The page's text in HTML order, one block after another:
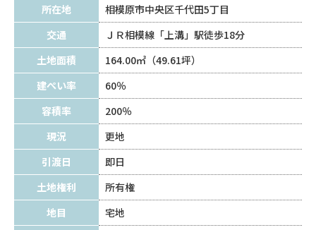
所在地
相模原市中央区千代田5丁目
交通
ＪＲ相模線「上溝」駅徒歩18分
土地面積
164.00㎡（49.61坪）
建ぺい率
60％
容積率
200％
現況
更地
引渡日
即日
土地権利
所有権
地目
宅地